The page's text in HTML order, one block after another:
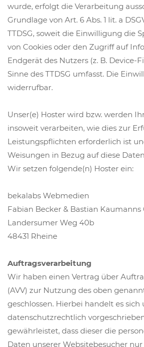
wurde, erfolgt die Verarbeitung
Grundlage von Art. 6 Abs. 1 lit. a
TTDSG, soweit die Einwilligung die
von Cookies oder den Zugriff auf
Endgerät des Nutzers (z. B. Device-
Sinne des TTDSG umfasst. Die
widerrufbar.
Unser(e) Hoster wird bzw. werden
insoweit verarbeiten, wie dies zur
Leistungspflichten erforderlich ist
Weisungen in Bezug auf diese
Wir setzen folgende(n) Hoster ein:
bekalabs Webmedien
Fabian Becker & Bastian Kaumanns
Landersumer Weg 40b
48431 Rheine
Auftragsverarbeitung
Wir haben einen Vertrag über
(AVV) zur Nutzung des oben
geschlossen. Hierbei handelt es sich
datenschutzrechtlich
gewährleistet, dass dieser die
Daten unserer Websitebesucher